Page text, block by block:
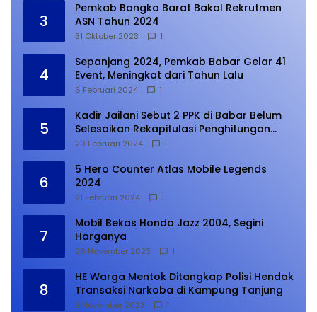
3
Pemkab Bangka Barat Bakal Rekrutmen
ASN Tahun 2024
31 Oktober 2023 1
4
Sepanjang 2024, Pemkab Babar Gelar 41
Event, Meningkat dari Tahun Lalu
6 Februari 2024 1
5
Kadir Jailani Sebut 2 PPK di Babar Belum
Selesaikan Rekapitulasi Penghitungan
Suara
20 Februari 2024 1
6
5 Hero Counter Atlas Mobile Legends
2024
21 Februari 2024 1
7
Mobil Bekas Honda Jazz 2004, Segini
Harganya
26 November 2023 1
8
HE Warga Mentok Ditangkap Polisi Hendak
Transaksi Narkoba di Kampung Tanjung
9 November 2023 1